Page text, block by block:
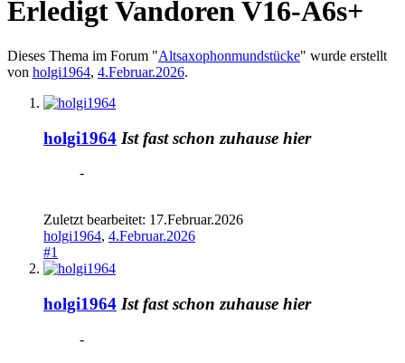
ErledigtVandoren V16-A6s+
Dieses Thema im Forum "Altsaxophonmundstücke" wurde erstellt
von holgi1964, 4.Februar.2026.
holgi1964 Ist fast schon zuhause hier
-
Zuletzt bearbeitet: 17.Februar.2026
holgi1964, 4.Februar.2026
#1
holgi1964 Ist fast schon zuhause hier
-